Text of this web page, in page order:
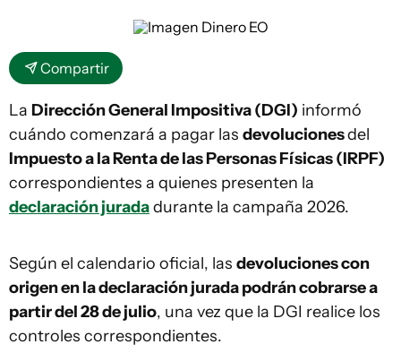
Compartir
La Dirección General Impositiva (DGI) informó
cuándo comenzará a pagar las devolucionesdel
Impuesto a la Renta de las Personas Físicas (IRPF)
correspondientes a quienes presenten la
declaración juradadurante la campaña 2026.
Según el calendario oficial, las devoluciones con
origen en la declaración jurada podrán cobrarse a
partir del 28 de julio, una vez que la DGI realice los
controles correspondientes.